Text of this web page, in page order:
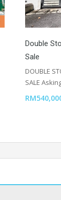
Double
Sale
DOUBLE
SALE